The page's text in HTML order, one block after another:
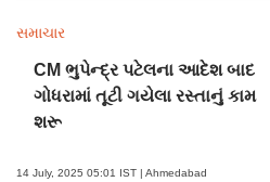
સમાચાર
CM ભુપેન્દ્ર પટેલના આદેશ બાદ
ગોધરામાં તૂટી ગયેલા રસ્તાનું કામ
શરૂ
14 July, 2025 05:01 IST | Ahmedabad